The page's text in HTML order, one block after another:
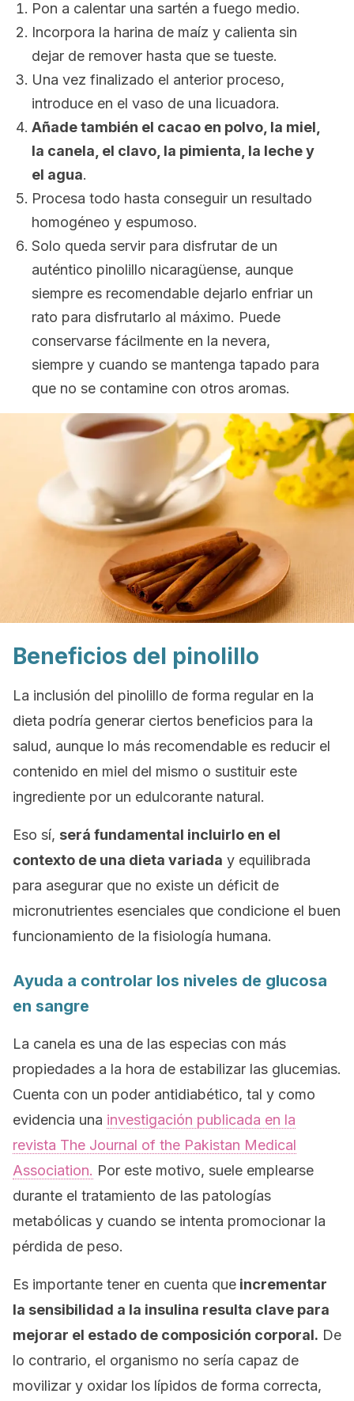
Pon a calentar una sartén a fuego medio.
Incorpora la harina de maíz y calienta sin
dejar de remover hasta que se tueste.
Una vez finalizado el anterior proceso,
introduce en el vaso de una licuadora.
Añade también el cacao en polvo, la miel,
la canela, el clavo, la pimienta, la leche y
el agua.
Procesa todo hasta conseguir un resultado
homogéneo y espumoso.
Solo queda servir para disfrutar de un
auténtico pinolillo nicaragüense, aunque
siempre es recomendable dejarlo enfriar un
rato para disfrutarlo al máximo. Puede
conservarse fácilmente en la nevera,
siempre y cuando se mantenga tapado para
que no se contamine con otros aromas.
Beneficios del pinolillo
La inclusión del pinolillo de forma regular en la
dieta podría generar ciertos beneficios para la
salud, aunque lo más recomendable es reducir el
contenido en miel del mismo o sustituir este
ingrediente por un edulcorante natural.
Eso sí, será fundamental incluirlo en el
contexto de una dieta variada y equilibrada
para asegurar que no existe un déficit de
micronutrientes esenciales que condicione el buen
funcionamiento de la fisiología humana.
Ayuda a controlar los niveles de glucosa
en sangre
La canela es una de las especias con más
propiedades a la hora de estabilizar las glucemias.
Cuenta con un poder antidiabético, tal y como
evidencia una investigación publicada en la
revista The Journal of the Pakistan Medical
Association. Por este motivo, suele emplearse
durante el tratamiento de las patologías
metabólicas y cuando se intenta promocionar la
pérdida de peso.
Es importante tener en cuenta que incrementar
la sensibilidad a la insulina resulta clave para
mejorar el estado de composición corporal. De
lo contrario, el organismo no sería capaz de
movilizar y oxidar los lípidos de forma correcta,